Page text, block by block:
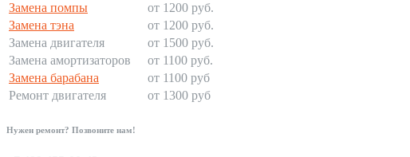
Замена помпы
от 1200 руб.
Замена тэна
от 1200 руб.
Замена двигателя
от 1500 руб.
Замена амортизаторов
от 1100 руб.
Замена барабана
от 1100 руб
Ремонт двигателя
от 1300 руб
Нужен ремонт? Позвоните нам!